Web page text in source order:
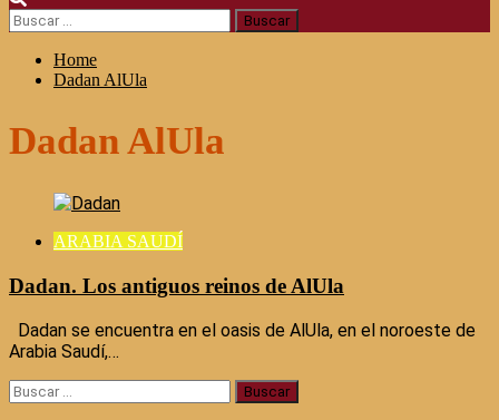
Buscar:
Home
Dadan AlUla
Dadan AlUla
ARABIA SAUDÍ
Dadan. Los antiguos reinos de AlUla
Dadan se encuentra en el oasis de AlUla, en el noroeste de
Arabia Saudí,…
Buscar: